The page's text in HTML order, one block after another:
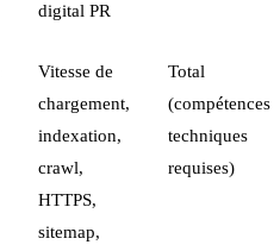
digital PR
Vitesse de
chargement,
indexation,
crawl,
HTTPS,
sitemap,
Total
(compétences
techniques
requises)